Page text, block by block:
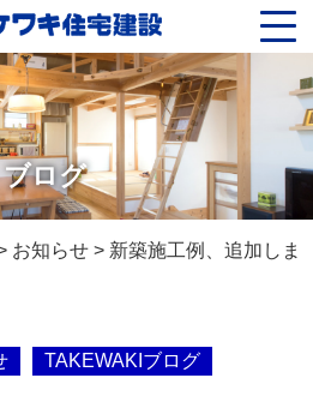
ブログ
お知らせ > 新築施工例、追加しま
TAKEWAKIブログ